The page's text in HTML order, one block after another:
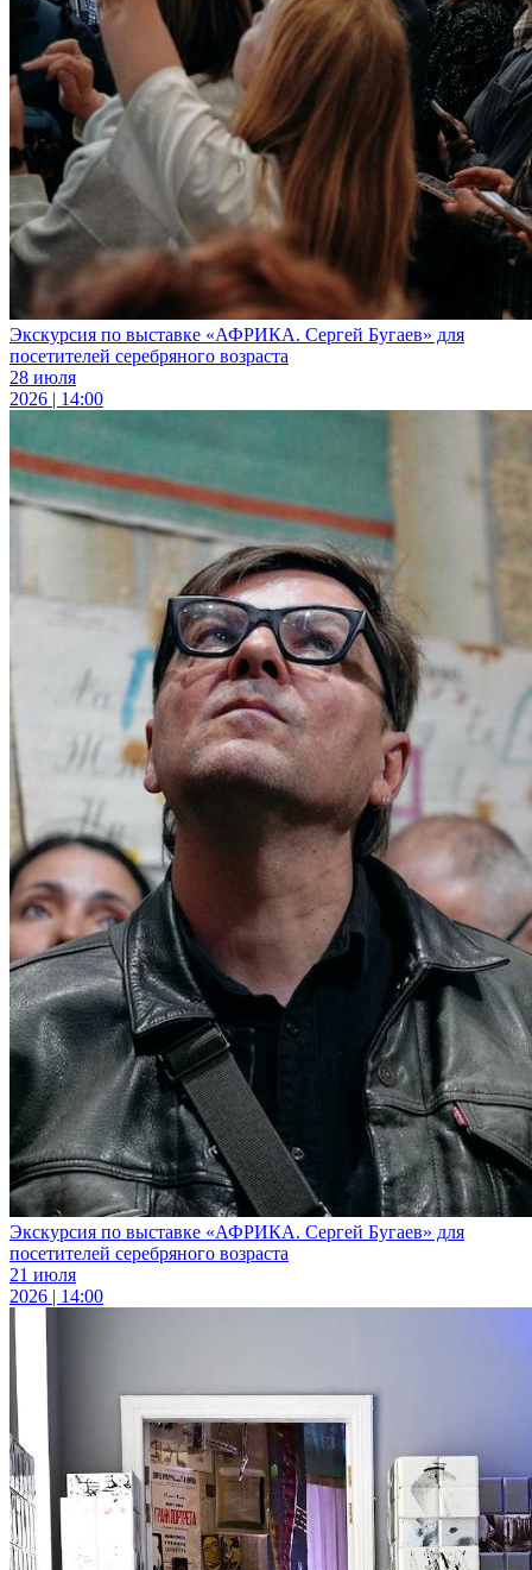
Экскурсия по выставке «АФРИКА. Сергей Бугаев» для
посетителей серебряного возраста
28 июля
2026 | 14:00
Экскурсия по выставке «АФРИКА. Сергей Бугаев» для
посетителей серебряного возраста
21 июля
2026 | 14:00